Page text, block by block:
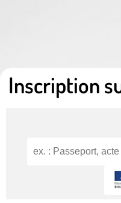
Inscription